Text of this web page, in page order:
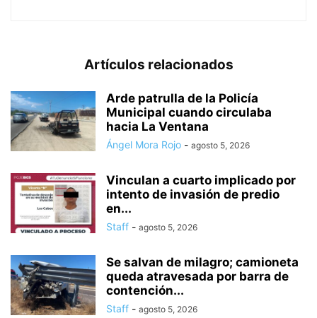
Artículos relacionados
Arde patrulla de la Policía
Municipal cuando circulaba
hacia La Ventana
Ángel Mora Rojo - agosto 5, 2026
Vinculan a cuarto implicado por
intento de invasión de predio
en...
Staff - agosto 5, 2026
Se salvan de milagro; camioneta
queda atravesada por barra de
contención...
Staff - agosto 5, 2026